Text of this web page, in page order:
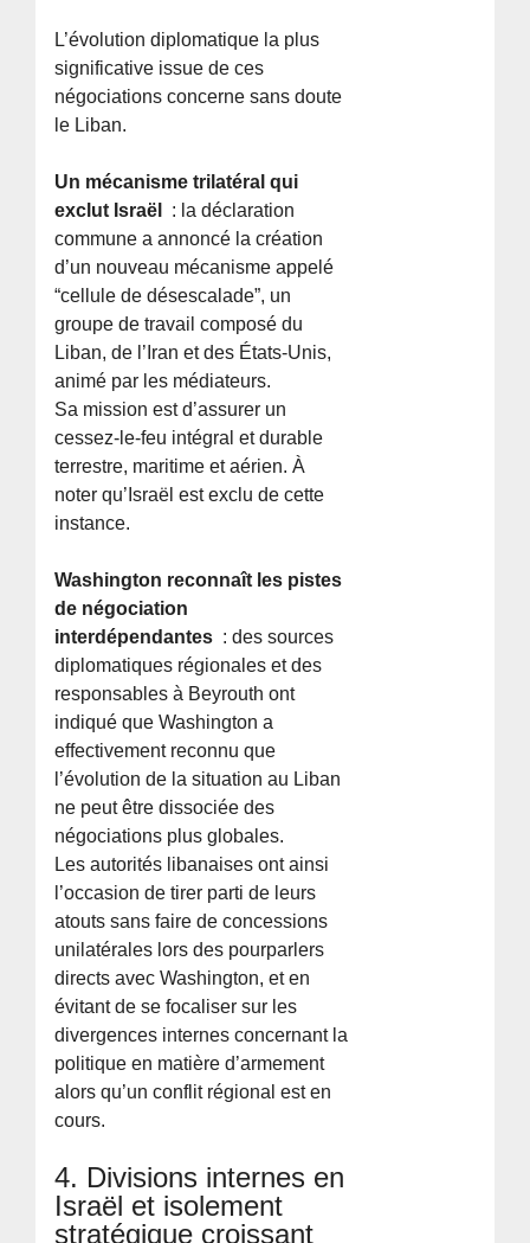
L’évolution diplomatique la plus
significative issue de ces
négociations concerne sans doute
le Liban.
Un mécanisme trilatéral qui
exclut Israël
: la déclaration
commune a annoncé la création
d’un nouveau mécanisme appelé
“cellule de désescalade”, un
groupe de travail composé du
Liban, de l’Iran et des États-Unis,
animé par les médiateurs.
Sa mission est d’assurer un
cessez-le-feu intégral et durable
terrestre, maritime et aérien. À
noter qu’Israël est exclu de cette
instance.
Washington reconnaît les pistes
de négociation
interdépendantes : des sources
diplomatiques régionales et des
responsables à Beyrouth ont
indiqué que Washington a
effectivement reconnu que
l’évolution de la situation au Liban
ne peut être dissociée des
négociations plus globales.
Les autorités libanaises ont ainsi
l’occasion de tirer parti de leurs
atouts sans faire de concessions
unilatérales lors des pourparlers
directs avec Washington, et en
évitant de se focaliser sur les
divergences internes concernant la
politique en matière d’armement
alors qu’un conflit régional est en
cours.
4. Divisions internes en
Israël et isolement
stratégique croissant